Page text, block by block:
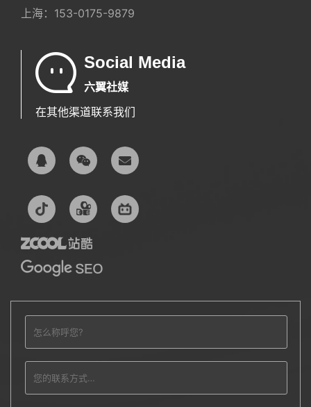
上海： 153-0175-9879
Social Media
六翼社媒
在其他渠道联系我们